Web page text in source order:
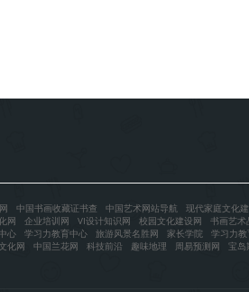
中国书画收藏证书查 中国艺术网站导航 现代家庭文化
网 企业培训网 VI设计知识网 校园文化建设网 书画艺术
心 学习力教育中心 旅游风景名胜网 家长学院 学习力教
化网 中国兰花网 科技前沿 趣味地理 周易预测网 宝岛